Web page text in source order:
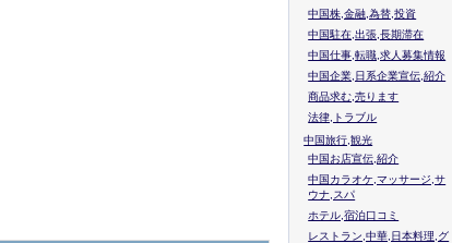
中国株,金融,為替,投資
中国駐在,出張,長期滞在
中国仕事,転職,求人募集情報
中国企業,日系企業宣伝,紹介
商品求む,売ります
法律,トラブル
中国旅行,観光
中国お店宣伝,紹介
中国カラオケ,マッサージ,サ
ウナ,スパ
ホテル,宿泊口コミ
レストラン,中華,日本料理,グ